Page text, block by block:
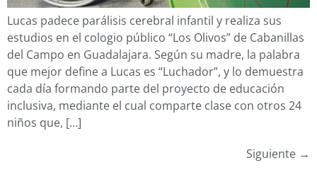
Lucas padece parálisis cerebral infantil y realiza sus
estudios en el cologio público “Los Olivos” de Cabanillas
del Campo en Guadalajara. Según su madre, la palabra
que mejor define a Lucas es “Luchador”, y lo demuestra
cada día formando parte del proyecto de educación
inclusiva, mediante el cual comparte clase con otros 24
niños que, […]
Siguiente →